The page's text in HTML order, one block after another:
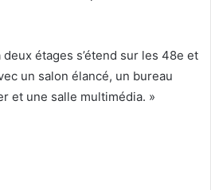
étages s’étend sur les 48e et
un salon élancé, un bureau
et une salle multimédia. »